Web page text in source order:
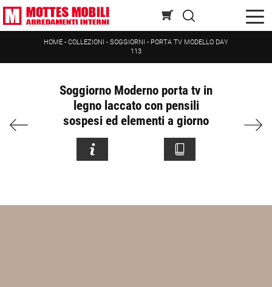
HOME - COLLEZIONI - SOGGIORNI - PORTA TV MODELLO DAY
113
Soggiorno Moderno porta tv in
legno laccato con pensili
sospesi ed elementi a giorno